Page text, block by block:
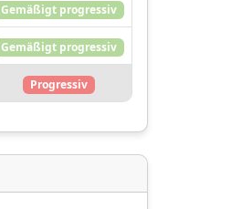
Gemäßigt progressiv
Gemäßigt progressiv
Progressiv